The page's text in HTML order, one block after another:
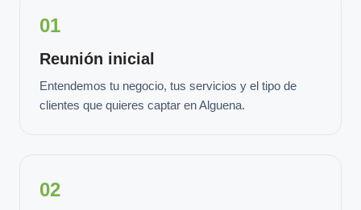
01
Reunión inicial
Entendemos tu negocio, tus servicios y el tipo de
clientes que quieres captar en Alguena.
02